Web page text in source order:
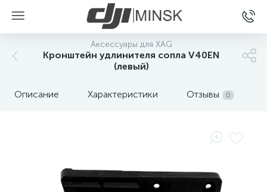
Аксессуары для XAG
Кронштейн удлинителя сопла V40EN
(левый)
Описание Характеристики Отзывы 0